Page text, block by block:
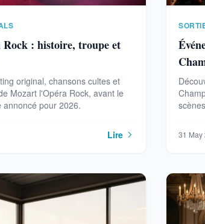
: histoire, troupe et
original, chansons cultes et
Mozart l'Opéra Rock, avant le
annoncé pour 2026.
Lire
2026
31 May